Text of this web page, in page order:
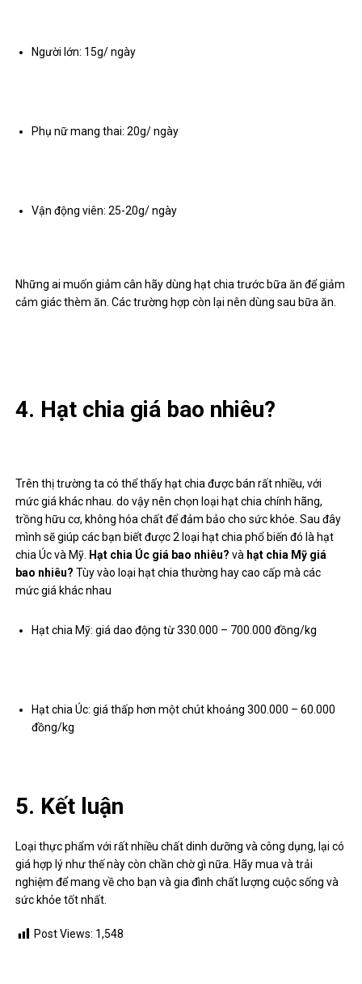
Người lớn: 15g/ ngày
Phụ nữ mang thai: 20g/ ngày
Vận động viên: 25-20g/ ngày
Những ai muốn giảm cân hãy dùng hạt chia trước bữa ăn để giảm
cảm giác thèm ăn. Các trường hợp còn lại nên dùng sau bữa ăn.
4. Hạt chia giá bao nhiêu?
Trên thị trường ta có thể thấy hạt chia được bán rất nhiều, với
mức giá khác nhau. do vậy nên chọn loại hạt chia chính hãng,
trồng hữu cơ, không hóa chất để đảm bảo cho sức khỏe. Sau đây
mình sẽ giúp các bạn biết được 2 loại hạt chia phổ biến đó là hạt
chia Úc và Mỹ. Hạt chia Úc giá bao nhiêu?và hạt chia Mỹ giá
bao nhiêu? Tùy vào loại hạt chia thường hay cao cấp mà các
mức giá khác nhau
Hạt chia Mỹ: giá dao động từ 330.000 – 700.000 đồng/kg
Hạt chia Úc: giá thấp hơn một chút khoảng 300.000 – 60.000
đồng/kg
5. Kết luận
Loại thực phẩm với rất nhiều chất dinh dưỡng và công dụng, lại có
giá hợp lý như thế này còn chần chờ gì nữa. Hãy mua và trải
nghiệm để mang về cho bạn và gia đình chất lượng cuộc sống và
sức khỏe tốt nhất.
Post Views: 1,548